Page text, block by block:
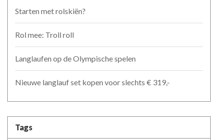
Starten met rolskiën?
Rol mee: Troll roll
Langlaufen op de Olympische spelen
Nieuwe langlauf set kopen voor slechts € 319,-
Tags